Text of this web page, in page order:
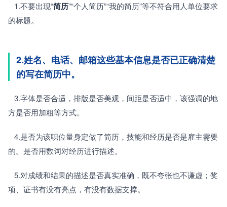
   1.不要出现“
简历”“个人简历”“我的简历”等不符合用人单位要求
的标题。
2.姓名、电话、邮箱这些基本信息是否已正确清楚
的写在简历中。
方是否用加粗等方式。
的。是否用数词对经历进行描述。
项、证书有没有亮点，有没有数据支撑。